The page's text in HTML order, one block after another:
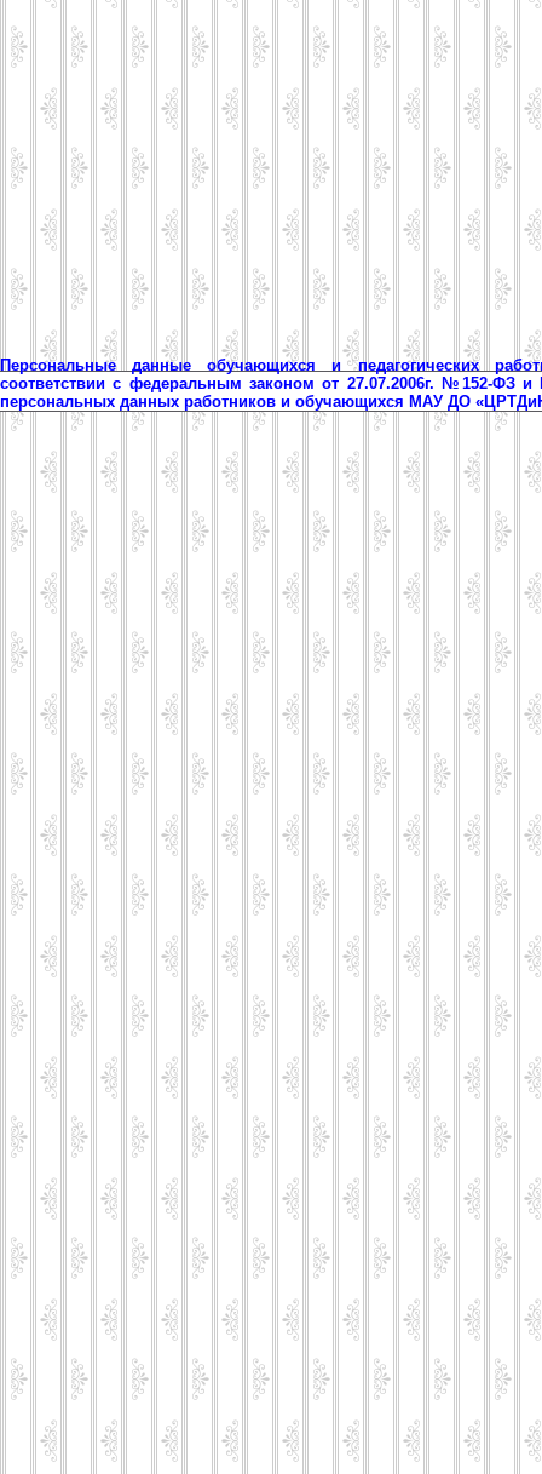
Персональные данные обучающихся и педагогических
соответствии с федеральным законом от 27.07.2006г. №152-ФЗ
персональных данных работников и обучающихся МАУ ДО